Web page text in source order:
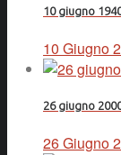
10 giugno
10 Giugno
26 giugno
26 Giugno